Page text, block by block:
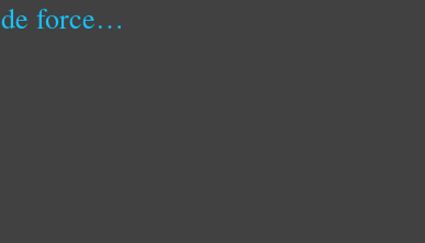
Du rapport de force en politique étrangère (1/2)